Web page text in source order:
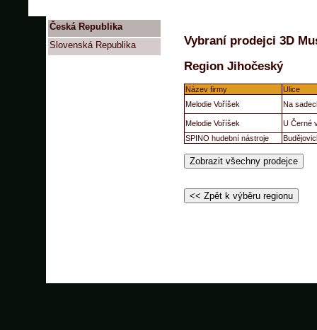
Vybraní prodejci 3D
Region Jihočeský
Název firmy
Ulice
Melodie Voříšek
Na
Melodie Voříšek
U Černé
SPINO hudební nástroje
Česká Republika
Slovenská Republika